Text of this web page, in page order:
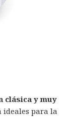
clásica y muy
ideales para la